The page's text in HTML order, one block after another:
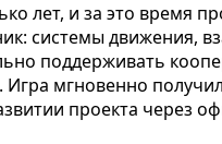
лет, и за это
системы движения,
поддерживать
мгновенно
проекта через